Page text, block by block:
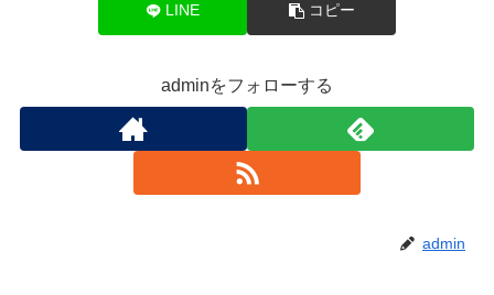
LINE コピー
adminをフォローする
admin